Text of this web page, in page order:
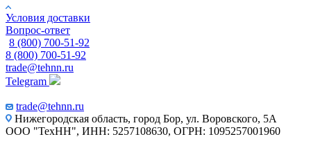
Условия доставки
Вопрос-ответ
8 (800) 700-51-92
8 (800) 700-51-92
trade@tehnn.ru
Telegram
trade@tehnn.ru
Нижегородская область, город Бор, ул. Воровского, 5А
ООО "ТехНН", ИНН: 5257108630, ОГРН: 1095257001960